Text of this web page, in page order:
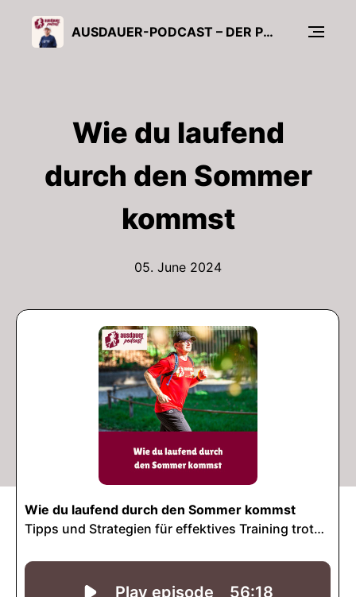
AUSDAUER-PODCAST – DER PODCAST VOM AUSDAUERCLUB ÜBERS LAUFEN
Wie du laufend
durch den Sommer
kommst
05. June 2024